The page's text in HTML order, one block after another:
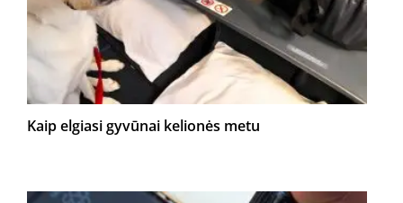
Kaip elgiasi gyvūnai kelionės metu